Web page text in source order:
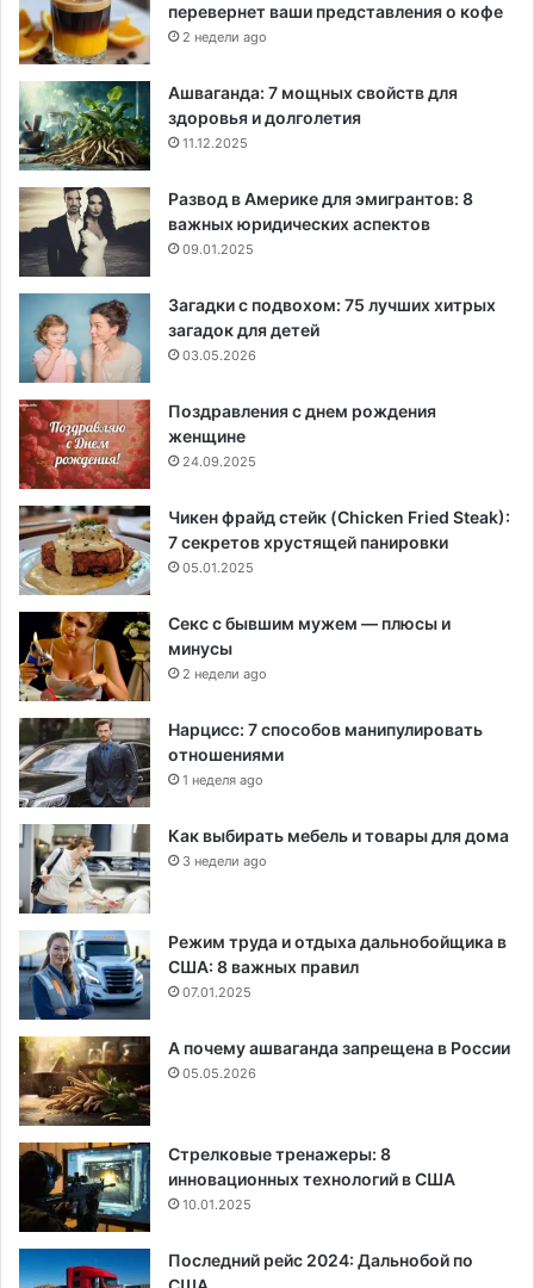
перевернет ваши представления о кофе
2 недели ago
Ашваганда: 7 мощных свойств для
здоровья и долголетия
11.12.2025
Развод в Америке для эмигрантов: 8
важных юридических аспектов
09.01.2025
Загадки с подвохом: 75 лучших хитрых
загадок для детей
03.05.2026
Поздравления с днем рождения
женщине
24.09.2025
Чикен фрайд стейк (Chicken Fried Steak):
7 секретов хрустящей панировки
05.01.2025
Секс с бывшим мужем — плюсы и
минусы
2 недели ago
Нарцисс: 7 способов манипулировать
отношениями
1 неделя ago
Как выбирать мебель и товары для дома
3 недели ago
Режим труда и отдыха дальнобойщика в
США: 8 важных правил
07.01.2025
А почему ашваганда запрещена в России
05.05.2026
Стрелковые тренажеры: 8
инновационных технологий в США
10.01.2025
Последний рейс 2024: Дальнобой по